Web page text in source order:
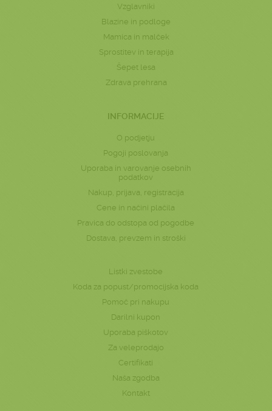
Vzglavniki
Blazine in podloge
Mamica in malček
Sprostitev in terapija
Šepet lesa
Zdrava prehrana
INFORMACIJE
O podjetju
Pogoji poslovanja
Uporaba in varovanje osebnih
podatkov
Nakup, prijava, registracija
Cene in načini plačila
Pravica do odstopa od pogodbe
Dostava, prevzem in stroški
Listki zvestobe
Koda za popust/promocijska koda
Pomoč pri nakupu
Darilni kupon
Uporaba piškotov
Za veleprodajo
Certifikati
Naša zgodba
Kontakt